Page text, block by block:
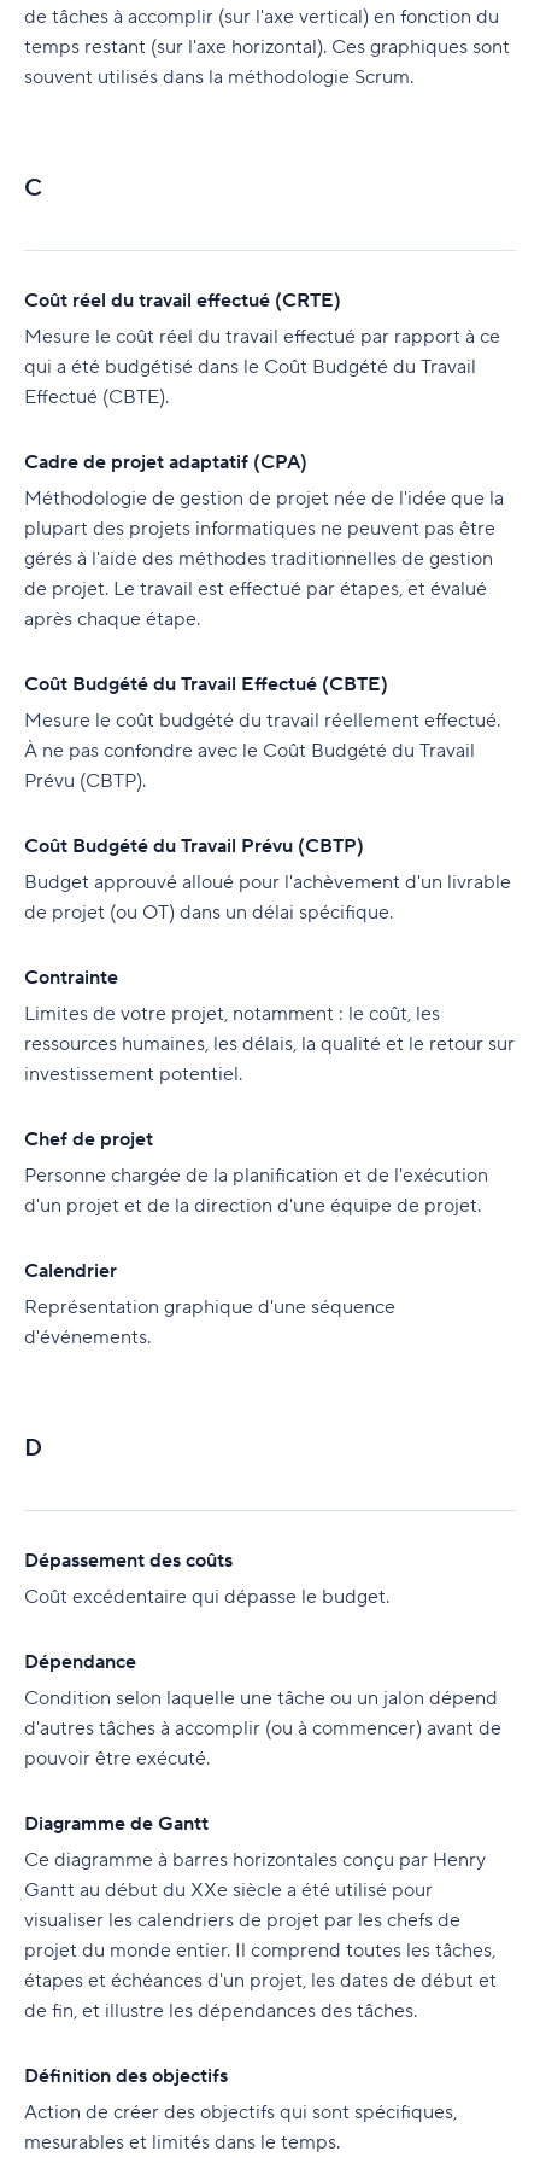
de tâches à accomplir (sur l'axe vertical) en fonction du
temps restant (sur l'axe horizontal). Ces graphiques sont
souvent utilisés dans la méthodologie Scrum.
C
Coût réel du travail effectué (CRTE)
Mesure le coût réel du travail effectué par rapport à ce
qui a été budgétisé dans le Coût Budgété du Travail
Effectué (CBTE).
Cadre de projet adaptatif (CPA)
Méthodologie de gestion de projet née de l'idée que la
plupart des projets informatiques ne peuvent pas être
gérés à l'aide des méthodes traditionnelles de gestion
de projet. Le travail est effectué par étapes, et évalué
après chaque étape.
Coût Budgété du Travail Effectué (CBTE)
Mesure le coût budgété du travail réellement effectué.
À ne pas confondre avec le Coût Budgété du Travail
Prévu (CBTP).
Coût Budgété du Travail Prévu (CBTP)
Budget approuvé alloué pour l'achèvement d'un livrable
de projet (ou OT) dans un délai spécifique.
Contrainte
Limites de votre projet, notamment : le coût, les
ressources humaines, les délais, la qualité et le retour sur
investissement potentiel.
Chef de projet
Personne chargée de la planification et de l'exécution
d'un projet et de la direction d'une équipe de projet.
Calendrier
Représentation graphique d'une séquence
d'événements.
D
Dépassement des coûts
Coût excédentaire qui dépasse le budget.
Dépendance
Condition selon laquelle une tâche ou un jalon dépend
d'autres tâches à accomplir (ou à commencer) avant de
pouvoir être exécuté.
Diagramme de Gantt
Ce diagramme à barres horizontales conçu par Henry
Gantt au début du XXe siècle a été utilisé pour
visualiser les calendriers de projet par les chefs de
projet du monde entier. Il comprend toutes les tâches,
étapes et échéances d'un projet, les dates de début et
de fin, et illustre les dépendances des tâches.
Définition des objectifs
Action de créer des objectifs qui sont spécifiques,
mesurables et limités dans le temps.